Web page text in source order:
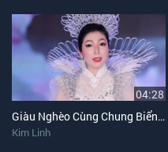
04:28
Giàu Nghèo Cùng Chung Biển Khổ
Kim Linh